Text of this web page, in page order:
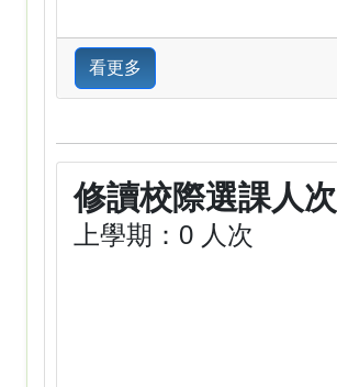
看更多
修讀校際選課人次
上學期：0 人次